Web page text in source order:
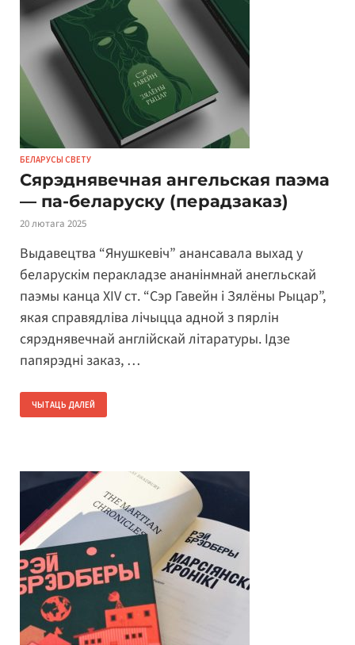
БЕЛАРУСЫ СВЕТУ
Сярэднявечная ангельская паэма
— па-беларуску (перадзаказ)
20 лютага 2025
Выдавецтва “Янушкевіч” анансавала выхад у
беларускім перакладзе ананінмнай анегльскай
паэмы канца XIV ст. “Сэр Гавейн і Зялёны Рыцар”,
якая справядліва лічыцца адной з пярлін
сярэднявечнай англійскай літаратуры. Ідзе
папярэдні заказ, …
ЧЫТАЦЬ ДАЛЕЙ